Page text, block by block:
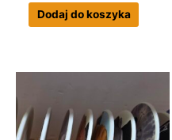
Dodaj do koszyka